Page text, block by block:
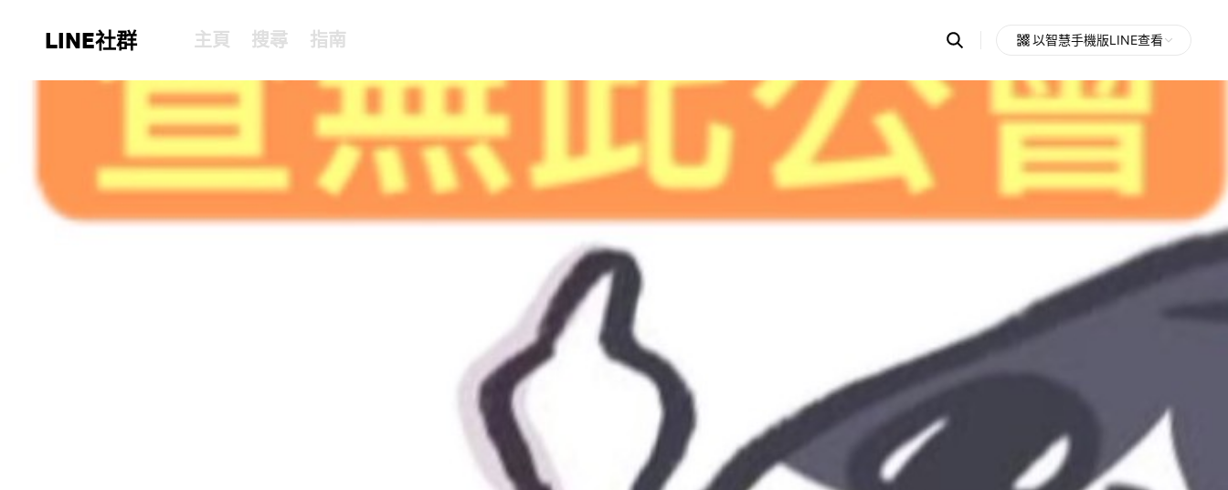
LINE社群 主頁 搜尋 指南 Search
OpenChats
messages
search
以智慧手機版LINE查看